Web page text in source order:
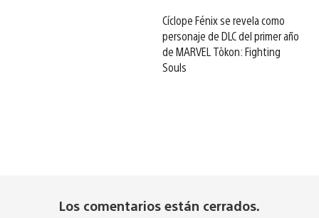
Cíclope Fénix se revela como
personaje de DLC del primer año
de MARVEL Tōkon: Fighting
Souls
Los comentarios están cerrados.